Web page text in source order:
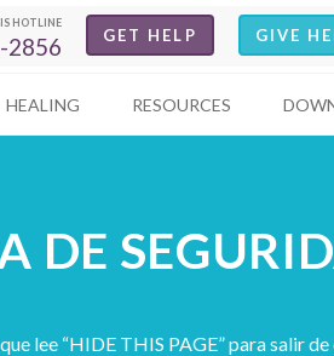
HOTLINE
2856 GET HELP GIVE
HEALING RESOURCES
DE
lee “HIDE THIS PAGE” para salir